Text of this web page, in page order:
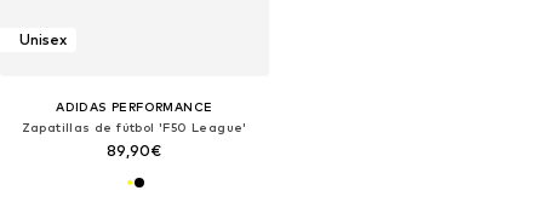
Unisex
ADIDAS PERFORMANCE
Zapatillas de fútbol 'F50 League'
89,90€